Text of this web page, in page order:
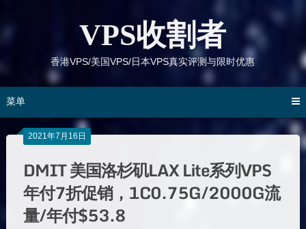
VPS收割者
香港VPS/美国VPS/日本VPS真实评测与限时优惠
菜单
2021年7月16日
DMIT 美国洛杉矶LAX Lite系列VPS
年付7折促销，1C0.75G/2000G流
量/年付$53.8